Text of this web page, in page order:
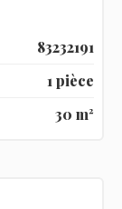
83232191
1 pièce
30 m²